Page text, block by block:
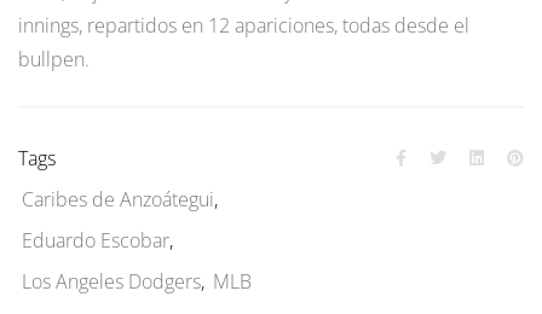
innings, repartidos en 12 apariciones, todas desde el
bullpen.
Tags
Caribes de Anzoátegui,
Eduardo Escobar,
Los Angeles Dodgers, MLB